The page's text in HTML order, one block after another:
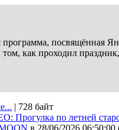
программа, посвящённая
как проходил
| 728 байт
Прогулка по летней
в 28/06/2026 06:50:00